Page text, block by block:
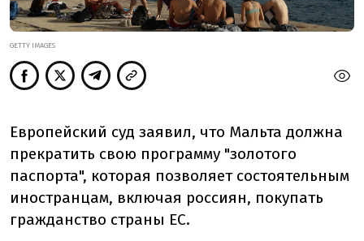
GETTY IMAGES
Европейский суд заявил, что Мальта должна
прекратить свою программу "золотого
паспорта", которая позволяет состоятельным
иностранцам, включая россиян, покупать
гражданство страны ЕС.